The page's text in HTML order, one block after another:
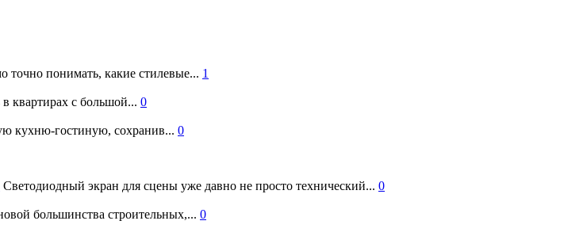
точно понимать, какие стилевые... 1
квартирах с большой... 0
кухню-гостиную, сохранив... 0
Светодиодный экран для сцены уже давно не просто технический... 0
большинства строительных,... 0